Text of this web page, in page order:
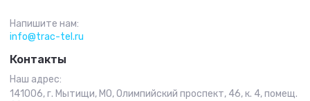
Напишите нам:
info@trac-tel.ru
Контакты
Наш адрес:
141006, г. Мытищи, МО, Олимпийский проспект, 46, к. 4, помещ.